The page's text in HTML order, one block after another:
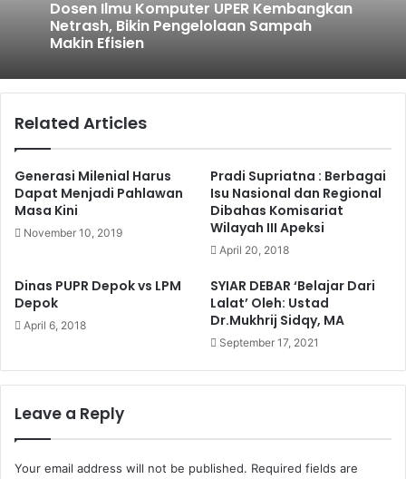
Dosen Ilmu Komputer UPER Kembangkan
Netrash, Bikin Pengelolaan Sampah
Makin Efisien
Related Articles
Generasi Milenial Harus
Dapat Menjadi Pahlawan
Masa Kini
November 10, 2019
Pradi Supriatna : Berbagai
Isu Nasional dan Regional
Dibahas Komisariat
Wilayah III Apeksi
April 20, 2018
Dinas PUPR Depok vs LPM
Depok
April 6, 2018
SYIAR DEBAR ‘Belajar Dari
Lalat’ Oleh: Ustad
Dr.Mukhrij Sidqy, MA
September 17, 2021
Leave a Reply
Your email address will not be published. Required fields are